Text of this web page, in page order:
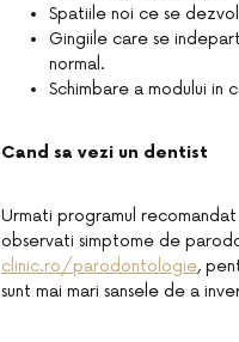
Spatiile noi ce se
Gingiile care se
normal.
Schimbare a modului in
Cand sa vezi un dentist
Urmati programul
observati simptome de
clinic.ro/parodontologie,
sunt mai mari sansele de a